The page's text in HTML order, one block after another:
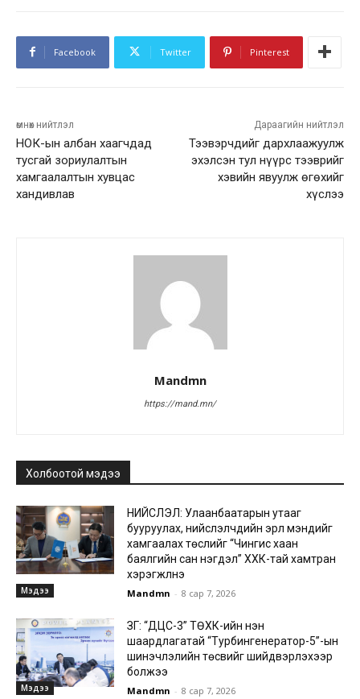
Facebook Twitter Pinterest
өмнөх нийтлэл
НОК-ын албан хаагчдад
тусгай зориулалтын
хамгаалалтын хувцас
хандивлав
Дараагийн нийтлэл
Тээвэрчдийг дархлаажуулж
эхэлсэн тул нүүрс тээврийг
хэвийн явуулж өгөхийг
хүслээ
Mandmn
https://mand.mn/
Холбоотой мэдээ
Мэдээ
НИЙСЛЭЛ: Улаанбаатарын утааг
бууруулах, нийслэлчүүдийн эрүүл мэндийг
хамгаалах төслийг “Чингис хаан
баялгийн сан нэгдэл” ХХК-тай хамтран
хэрэгжүүлнэ
Mandmn - 8 сар 7, 2026
Мэдээ
ЗГ: “ДЦС-3” ТӨХК-ийн нэн
шаардлагатай “Турбингенератор-5”-ын
шинэчлэлийн төсвийг шийдвэрлэхээр
болжээ
Mandmn - 8 сар 7, 2026